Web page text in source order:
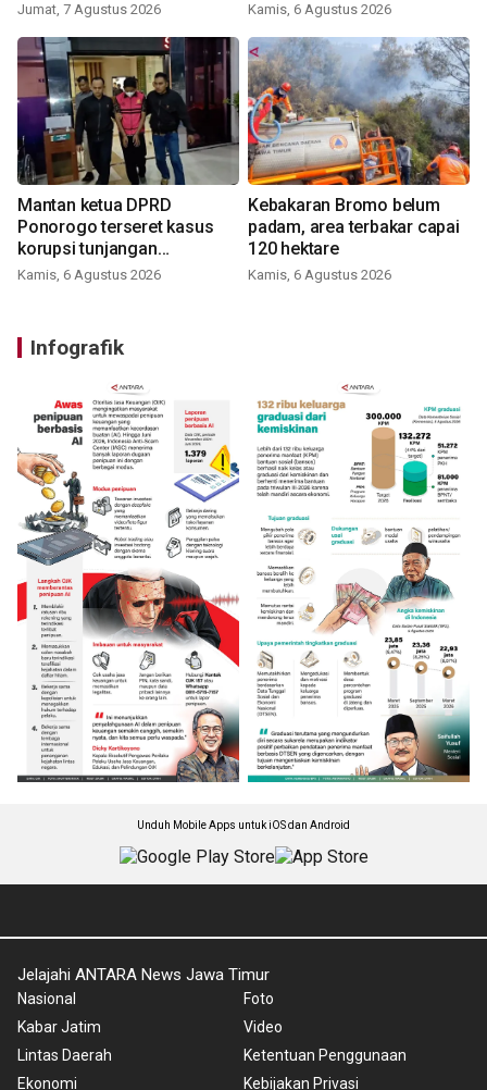
Jumat, 7 Agustus 2026 Kamis, 6 Agustus 2026
Mantan ketua DPRD
Ponorogo terseret kasus
korupsi tunjangan
perumahan
Kamis, 6 Agustus 2026
Kebakaran Bromo belum
padam, area terbakar capai
120 hektare
Kamis, 6 Agustus 2026
Infografik
Unduh Mobile Apps untuk iOS dan Android
Jelajahi ANTARA News Jawa Timur
Nasional
Kabar Jatim
Lintas Daerah
Ekonomi
Foto
Video
Ketentuan Penggunaan
Kebijakan Privasi